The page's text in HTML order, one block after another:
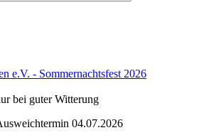
e.V. - Sommernachtsfest 2026
bei guter Witterung
04.07.2026